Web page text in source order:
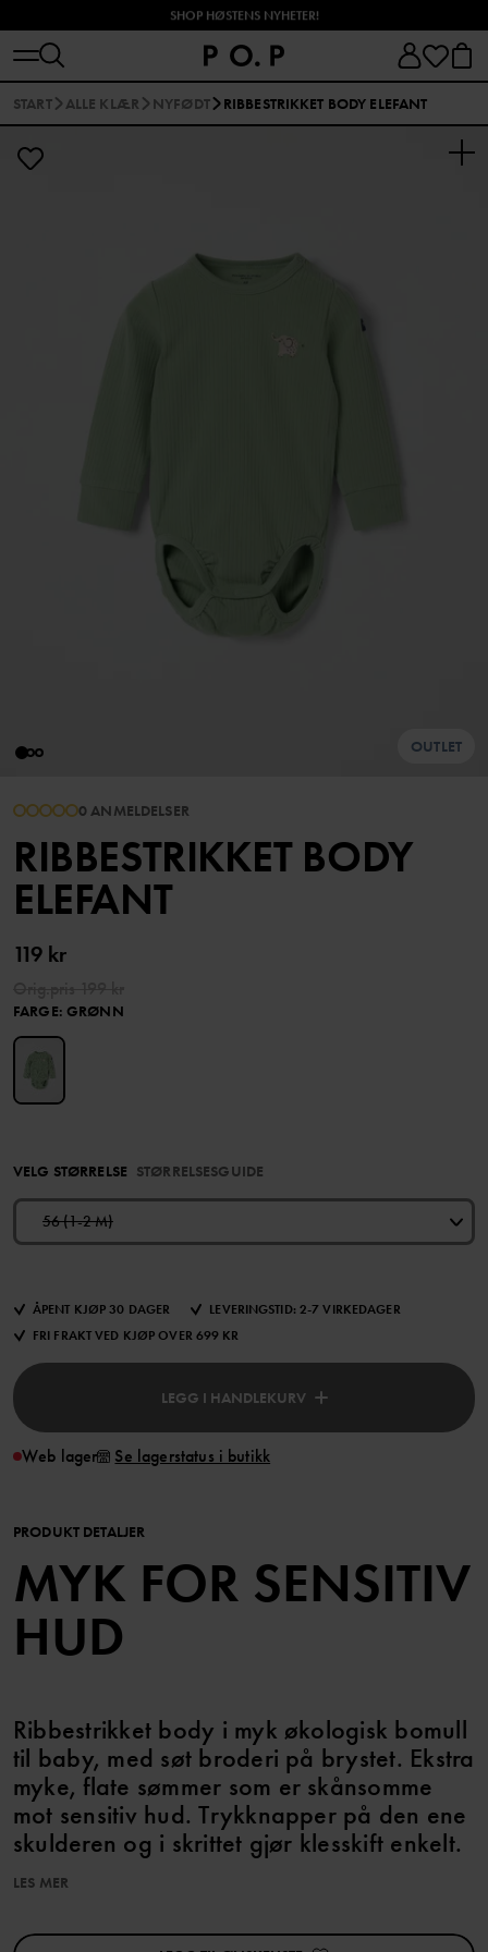
SHOP HØSTENS NYHETER!
START ALLE KLÆR NYFØDT RIBBESTRIKKET BODY ELEFANT
OUTLET
0 ANMELDELSER
RIBBESTRIKKET BODY
ELEFANT
119 kr
FARGE: GRØNN
VELG STØRRELSE STØRRELSESGUIDE
56 (1-2 M)
ÅPENT KJØP 30 DAGER
LEVERINGSTID: 2-7 VIRKEDAGER
FRI FRAKT VED KJØP OVER 699 KR
LEGG I HANDLEKURV
Web lager Se lagerstatus i butikk
PRODUKT DETALJER
MYK FOR SENSITIV
HUD
Ribbestrikket body i myk økologisk bomull
til baby, med søt broderi på brystet. Ekstra
myke, flate sømmer som er skånsomme
mot sensitiv hud. Trykknapper på den ene
skulderen og i skrittet gjør klesskift enkelt.
• Ekstra myke sømmer
LES MER